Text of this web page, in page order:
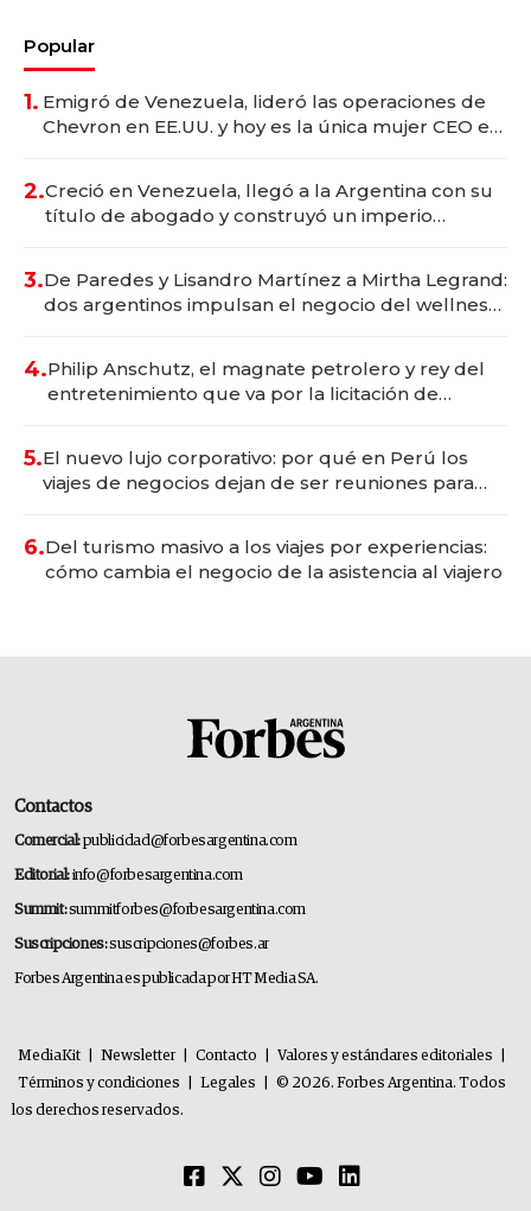
Popular
1. Emigró de Venezuela, lideró las operaciones de
Chevron en EE.UU. y hoy es la única mujer CEO en
2.Creció en Venezuela, llegó a la Argentina con su
título de abogado y construyó un imperio
3.De Paredes y Lisandro Martínez a Mirtha Legrand:
dos argentinos impulsan el negocio del wellness
4.Philip Anschutz, el magnate petrolero y rey del
entretenimiento que va por la licitación de
5.El nuevo lujo corporativo: por qué en Perú los
viajes de negocios dejan de ser reuniones para
6.Del turismo masivo a los viajes por experiencias:
cómo cambia el negocio de la asistencia al viajero
Contactos
Comercial:publicidad@forbesargentina.com
Editorial:info@forbesargentina.com
Summit:summitforbes@forbesargentina.com
Suscripciones:suscripciones@forbes.ar
Forbes Argentina es publicada por HT Media SA.
MediaKit Newsletter Contacto Valores y estándares editoriales
Términos y condiciones
Legales
© 2026. Forbes Argentina. Todos
los derechos reservados.